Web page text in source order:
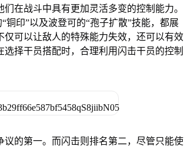
在战斗中具有更加灵活多变的控制能力。
铜印”以及波登可的“孢子扩散”技能，都展
可以让敌人的特殊能力失效，还可以有效
择干员搭配时，合理利用闪击干员的控制
的第一。而闪击则排名第二，尽管只能使